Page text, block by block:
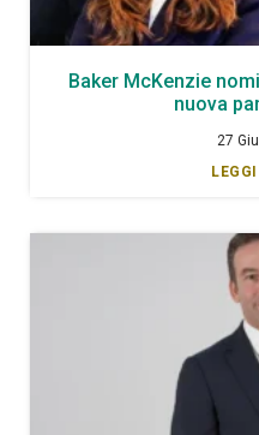
Baker McKenzie
nuova
27